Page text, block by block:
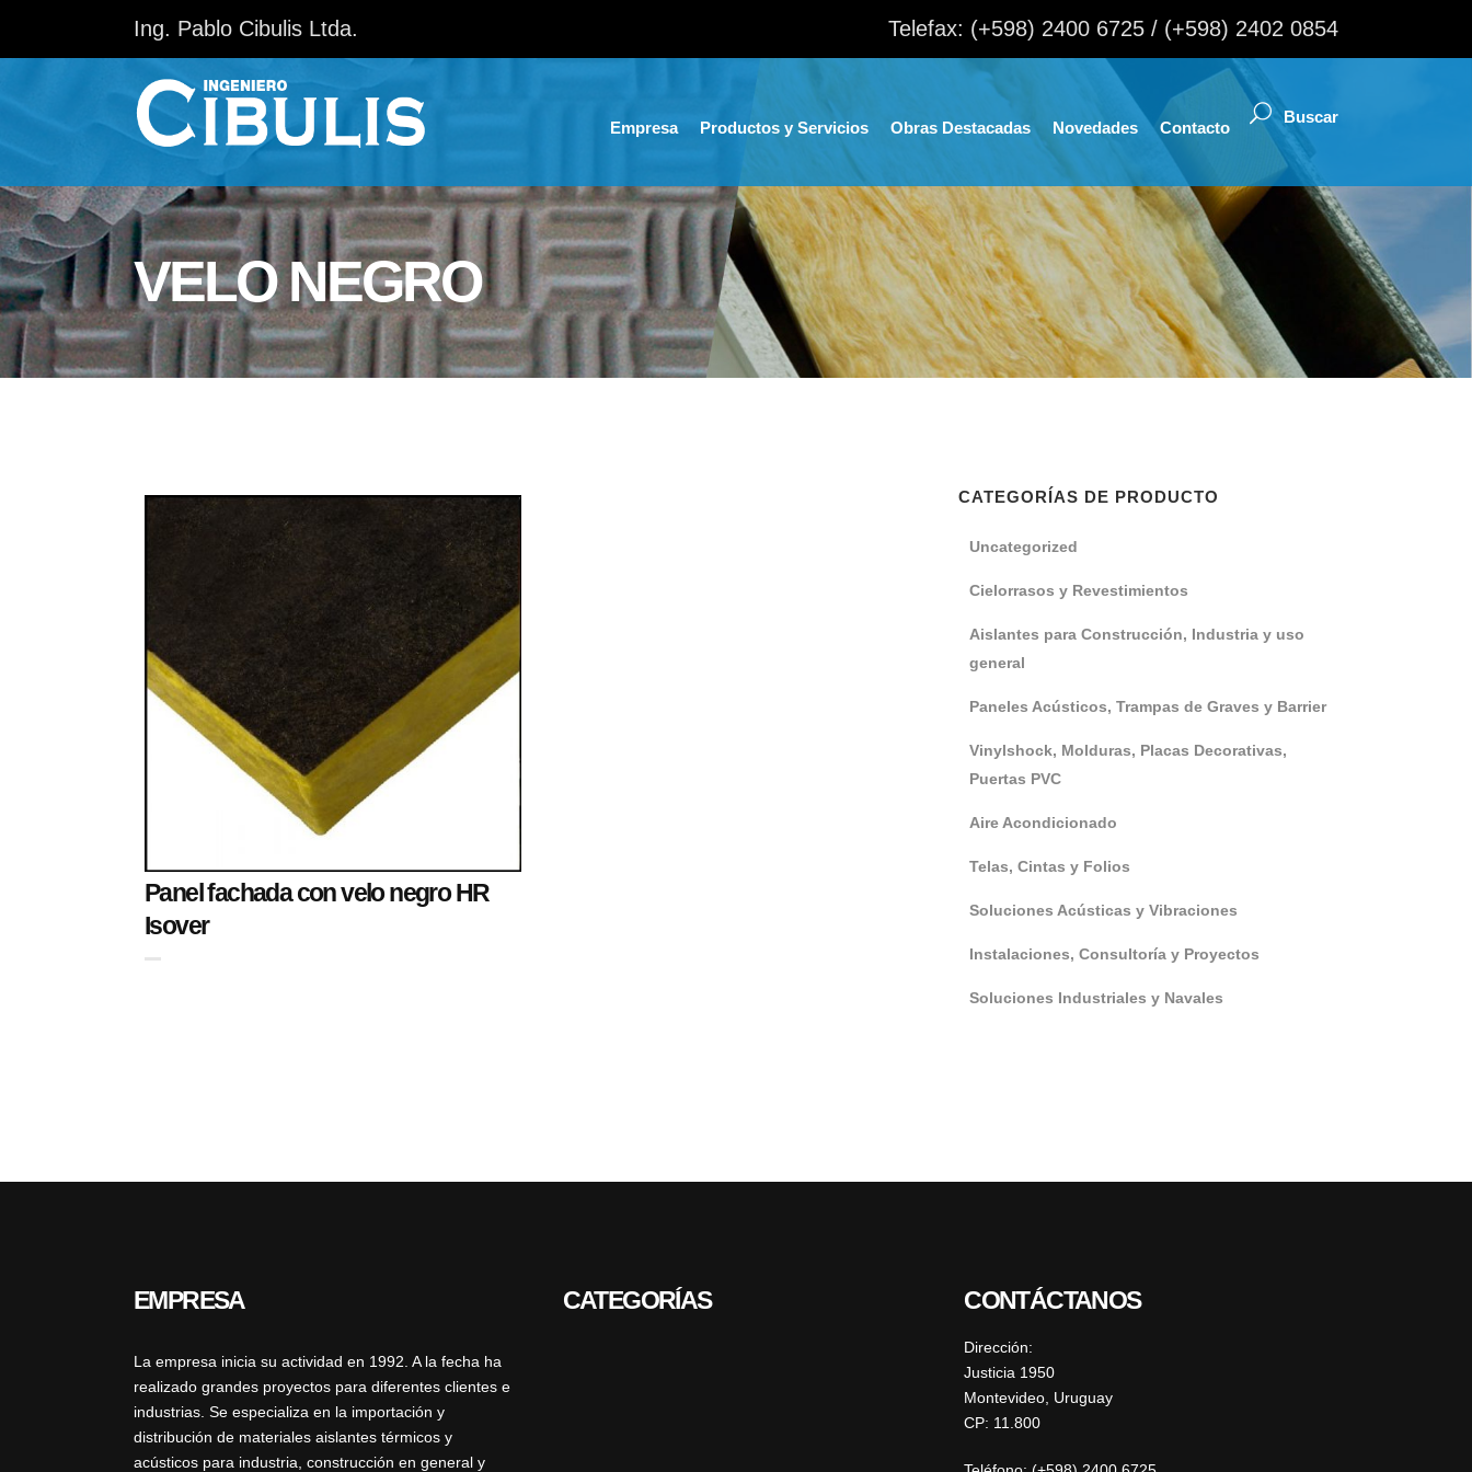
Ing. Pablo Cibulis Ltda. Telefax: (+598) 2400 6725 / (+598) 2402 0854
Empresa Productos y Servicios Obras Destacadas Novedades Contacto
VELO NEGRO
Panel fachada con velo negro HR
Isover
CATEGORÍAS DE PRODUCTO
Uncategorized
Cielorrasos y Revestimientos
Aislantes para Construcción, Industria y uso
general
Paneles Acústicos, Trampas de Graves y Barrier
Vinylshock, Molduras, Placas Decorativas,
Puertas PVC
Aire Acondicionado
Telas, Cintas y Folios
Soluciones Acústicas y Vibraciones
Instalaciones, Consultoría y Proyectos
Soluciones Industriales y Navales
EMPRESA
La empresa inicia su actividad en 1992. A la fecha ha
realizado grandes proyectos para diferentes clientes e
industrias. Se especializa en la importación y
distribución de materiales aislantes térmicos y
acústicos para industria, construcción en general y
CATEGORÍAS CONTÁCTANOS
Dirección:
Justicia 1950
Montevideo, Uruguay
CP: 11.800